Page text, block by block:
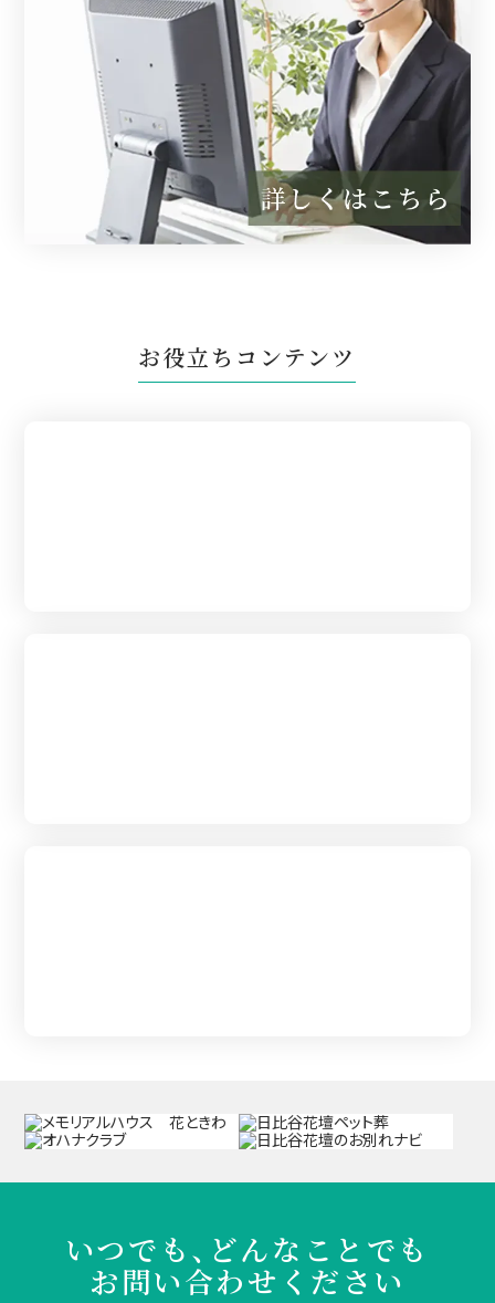
お役立ちコンテンツ
いつでも、どんなことでも
お問い合わせください